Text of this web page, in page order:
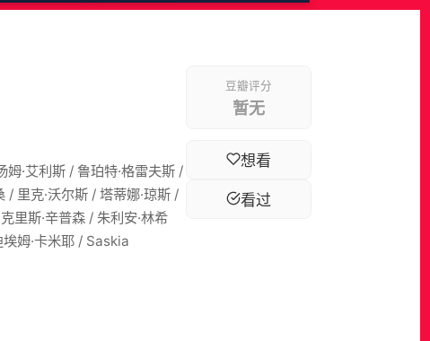
姆·艾利斯 / 鲁珀特·格雷夫斯 /
/ 里克·沃尔斯 / 塔蒂娜·琼斯 /
里斯·辛普森 / 朱利安·林希
姆·卡米耶 / Saskia
豆瓣评分
暂无
想看
看过